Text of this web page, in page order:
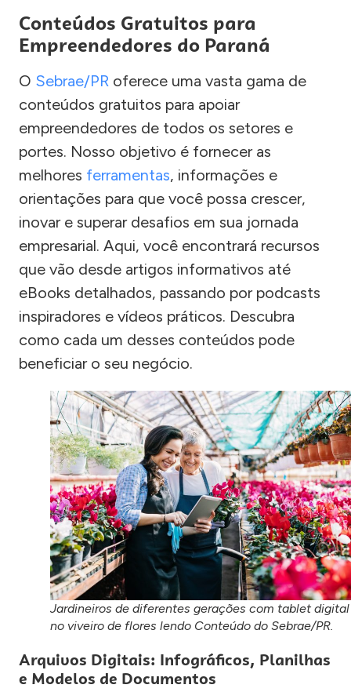
Conteúdos Gratuitos para
Empreendedores do Paraná
O Sebrae/PR oferece uma vasta gama de
conteúdos gratuitos para apoiar
empreendedores de todos os setores e
portes. Nosso objetivo é fornecer as
melhores ferramentas, informações e
orientações para que você possa crescer,
inovar e superar desafios em sua jornada
empresarial. Aqui, você encontrará recursos
que vão desde artigos informativos até
eBooks detalhados, passando por podcasts
inspiradores e vídeos práticos. Descubra
como cada um desses conteúdos pode
beneficiar o seu negócio.
Jardineiros de diferentes gerações com tablet digital
no viveiro de flores lendo Conteúdo do Sebrae/PR.
Arquivos Digitais: Infográficos, Planilhas
e Modelos de Documentos